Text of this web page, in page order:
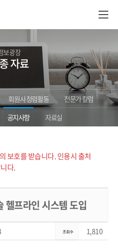
보광장
자료
회원사 청렴활동
전문가 칼럼
공지사항 자료실
보호를 받습니다. 인용시 출처
다.
헬프라인 시스템 도입
1,810